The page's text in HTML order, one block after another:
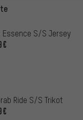
Essence S/S Jersey
Ride S/S Trikot